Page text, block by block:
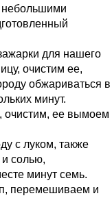
для нашего
очистим ее,
обжариваться в
минут.
очистим, ее вымоем
с луком, также
солью,
минут семь.
перемешиваем и